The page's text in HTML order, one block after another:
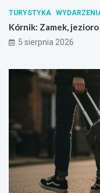
TURYSTYKA
Kórnik: Zamek,
5 sierpnia 2026